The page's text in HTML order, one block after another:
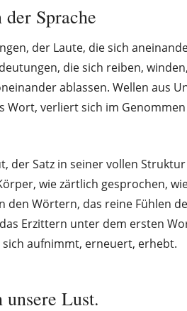
Sprache
der Laute, die sich
die sich reiben, winden,
ablassen. Wellen aus
Wort, verliert sich im
der Satz in seiner vollen
wie zärtlich gesprochen,
den Wörtern, das reine Fühlen
Erzittern unter dem ersten
aufnimmt, erneuert, erhebt.
Lust.